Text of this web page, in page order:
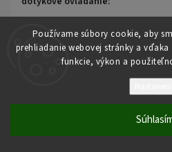
Používame súbory cookie, aby
prehliadanie webovej stránky a
funkcie, výkon a
Katalytické čistenie:
osvetlenie rúry: